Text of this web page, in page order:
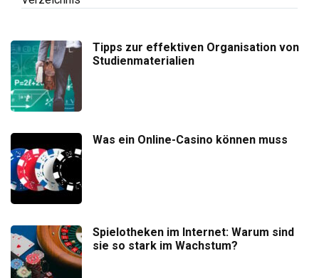
Tipps zur effektiven Organisation von
Studienmaterialien
Was ein Online-Casino können muss
Spielotheken im Internet: Warum sind
sie so stark im Wachstum?